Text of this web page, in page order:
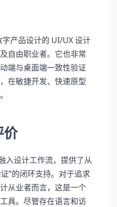
产品设计的 UI/UX 设计
自由职业者。它也非常
端与桌面端一致性验证
在敏捷开发、快速原型
价
入设计工作流，提供了从
”的闭环支持。对于追求
从业者而言，这是一个
具。尽管存在语言和访